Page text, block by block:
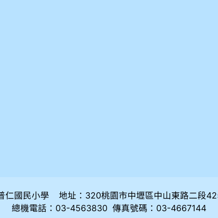
仁國民小學 地址：320桃園市中壢區中山東路二段
總機電話：03-4563830 傳真號碼：03-4667144